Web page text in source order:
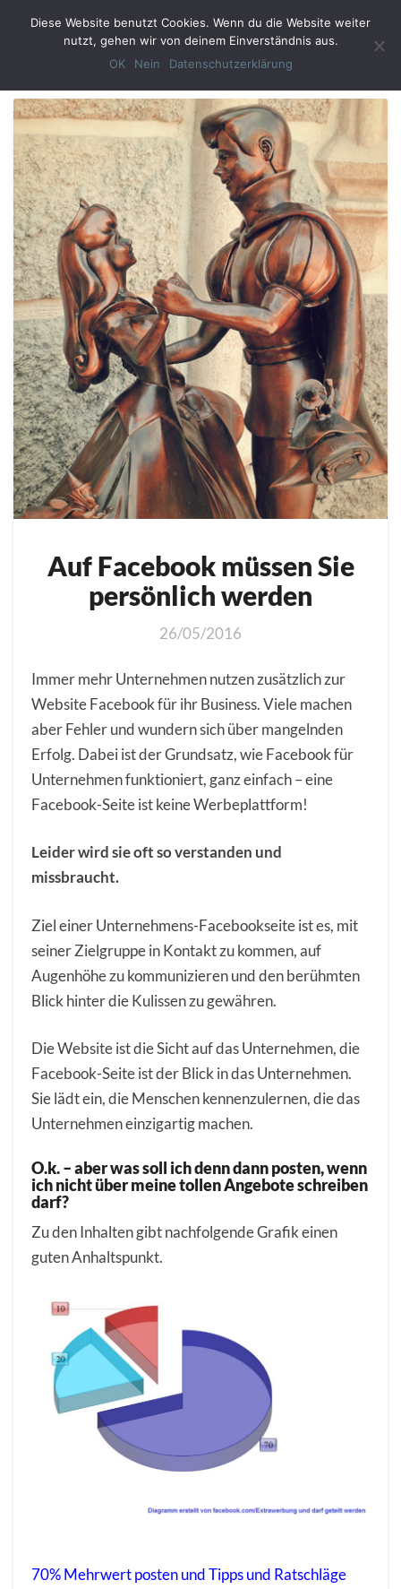
Toggle
Auf
Facebook
müssen
Sie
persönlich
werden
Auf Facebook müssen Sie
persönlich werden
26/05/2016
Immer mehr Unternehmen nutzen zusätzlich zur
Website Facebook für ihr Business. Viele machen
aber Fehler und wundern sich über mangelnden
Erfolg. Dabei ist der Grundsatz, wie Facebook für
Unternehmen funktioniert, ganz einfach – eine
Facebook-Seite ist keine Werbeplattform!
Leider wird sie oft so verstanden und
missbraucht.
Ziel einer Unternehmens-Facebookseite ist es, mit
seiner Zielgruppe in Kontakt zu kommen, auf
Augenhöhe zu kommunizieren und den berühmten
Blick hinter die Kulissen zu gewähren.
Die Website ist die Sicht auf das Unternehmen, die
Facebook-Seite ist der Blick in das Unternehmen.
Sie lädt ein, die Menschen kennenzulernen, die das
Unternehmen einzigartig machen.
O.k. – aber was soll ich denn dann posten, wenn
ich nicht über meine tollen Angebote schreiben
darf?
Zu den Inhalten gibt nachfolgende Grafik einen
guten Anhaltspunkt.
70% Mehrwert posten und Tipps und Ratschläge
Diese Website benutzt Cookies. Wenn du die Website weiter
nutzt, gehen wir von deinem Einverständnis aus.
OK
Nein Datenschutzerklärung